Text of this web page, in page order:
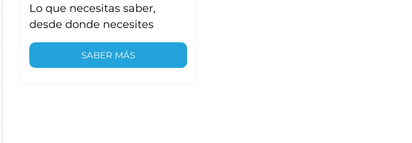
Lo que necesitas saber,
desde donde necesites
SABER MÁS